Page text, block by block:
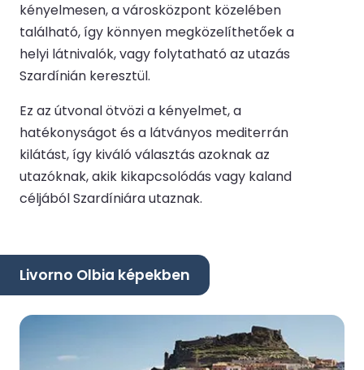
kényelmesen, a városközpont közelében
található, így könnyen megközelíthetőek a
helyi látnivalók, vagy folytatható az utazás
Szardínián keresztül.
Ez az útvonal ötvözi a kényelmet, a
hatékonyságot és a látványos mediterrán
kilátást, így kiváló választás azoknak az
utazóknak, akik kikapcsolódás vagy kaland
céljából Szardíniára utaznak.
Livorno Olbia képekben